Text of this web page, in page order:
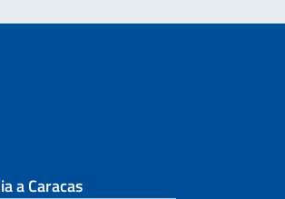
a Caracas